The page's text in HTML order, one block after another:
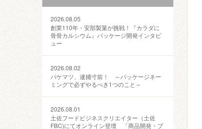
2026.08.05
創業110年・安部製菓が挑戦！『カラダに
骨骨カルシウム』パッケージ開発インタビ
ュー
2026.08.02
パケマツ、逮捕寸前！ ～パッケージネー
ミングで必ずやるべき1つのこと～
2026.08.01
土佐フードビジネスクリエイター（土佐
FBC)にてオンライン登壇 「商品開発・プ